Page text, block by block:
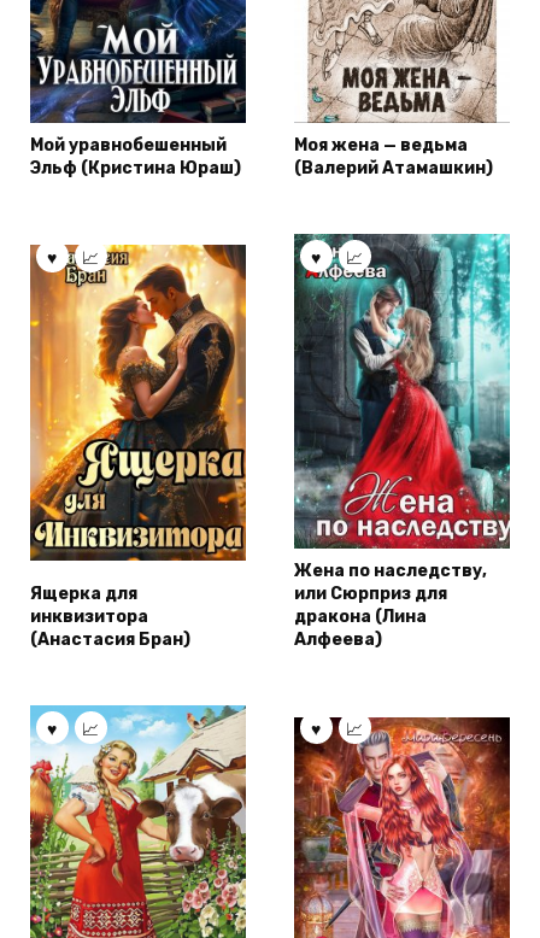
Мой уравнобешенный
Эльф (Кристина Юраш)
Моя жена — ведьма
(Валерий Атамашкин)
Ящерка для
инквизитора
(Анастaсия Бран)
Жена по наследству,
или Сюрприз для
дракона (Лина
Алфеева)